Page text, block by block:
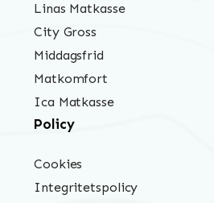
Linas Matkasse
City Gross
Middagsfrid
Matkomfort
Ica Matkasse
Policy
Cookies
Integritetspolicy